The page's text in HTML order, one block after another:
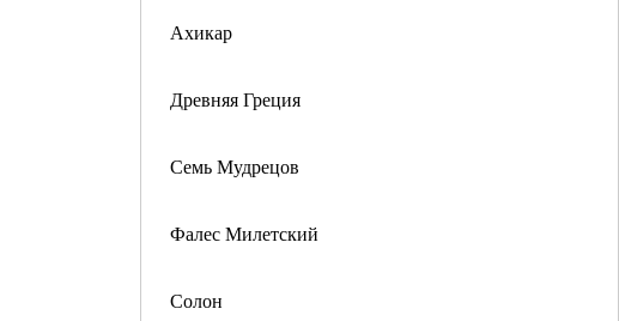
Ахикар
Древняя Греция
Семь Мудрецов
Фалес Милетский
Солон